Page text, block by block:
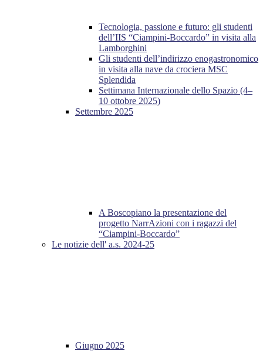
Tecnologia, passione e futuro: gli studenti
dell’IIS “Ciampini-Boccardo” in visita alla
Lamborghini
Gli studenti dell’indirizzo enogastronomico
in visita alla nave da crociera MSC
Splendida
Settimana Internazionale dello Spazio (4–
10 ottobre 2025)
Settembre 2025
A Boscopiano la presentazione del
progetto NarrAzioni con i ragazzi del
“Ciampini-Boccardo”
Le notizie dell' a.s. 2024-25
Giugno 2025